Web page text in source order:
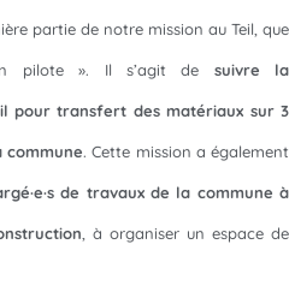
partie de notre mission au Teil, que
pilote ». Il s’agit de suivre la
pour transfert des matériaux sur 3
commune. Cette mission a également
de travaux de la commune à
, à organiser un espace de